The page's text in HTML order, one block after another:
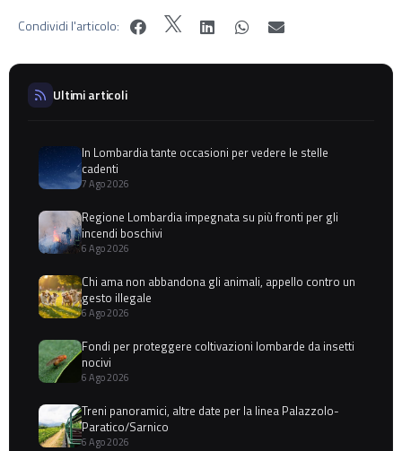
Condividi l'articolo:
Ultimi articoli
In Lombardia tante occasioni per vedere le stelle
cadenti
7 Ago 2026
Regione Lombardia impegnata su più fronti per gli
incendi boschivi
6 Ago 2026
Chi ama non abbandona gli animali, appello contro un
gesto illegale
6 Ago 2026
Fondi per proteggere coltivazioni lombarde da insetti
nocivi
6 Ago 2026
Treni panoramici, altre date per la linea Palazzolo-
Paratico/Sarnico
6 Ago 2026